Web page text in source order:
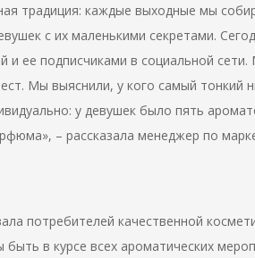
традиция: каждые выходные мы
с их маленькими секретами.
и ее подписчиками в социальной
Мы выяснили, у кого самый
у девушек было пять
– рассказала менеджер по
потребителей качественной
быть в курсе всех ароматических